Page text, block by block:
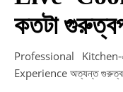
কতটা
Professional
Experience অত্যন্ত